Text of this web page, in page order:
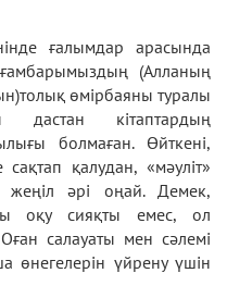
ғалымдар арасында
(Алланың
өмірбаяны туралы
дастан кітаптардың
болмаған. Өйткені,
қалудан, «мәуліт»
жеңіл әрі оңай. Демек,
оқу сияқты емес, ол
салауаты мен сәлемі
өнегелерін үйрену үшін